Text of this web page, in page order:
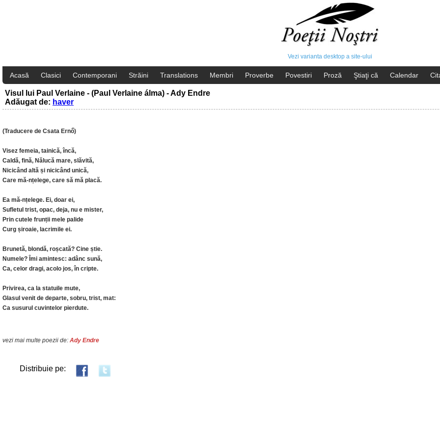
Vezi varianta desktop a site-ului
Acasă Clasici Contemporani Străini Translations Membri Proverbe Povestiri Proză Ştiaţi că Calendar
Visul lui Paul Verlaine - (Paul Verlaine álma) - Ady Endre
Adăugat de: haver
(Traducere de Csata Ernő)
Visez femeia, tainică, încă,
Caldă, fină, Nălucă mare, slăvită,
Nicicând altă și nicicând unică,
Care mă-nțelege, care să mă placă.
Ea mă-nțelege. Ei, doar ei,
Sufletul trist, opac, deja, nu e mister,
Prin cutele frunții mele palide
Curg șiroaie, lacrimile ei.
Brunetă, blondă, roșcată? Cine știe.
Numele? Îmi amintesc: adânc sună,
Ca, celor dragi, acolo jos, în cripte.
Privirea, ca la statuile mute,
Glasul venit de departe, sobru, trist, mat:
Ca susurul cuvintelor pierdute.
vezi mai multe poezii de: Ady Endre
Distribuie pe: